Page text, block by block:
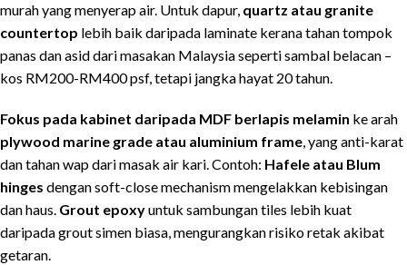
murah yang menyerap air. Untuk dapur, quartz atau granite
countertop lebih baik daripada laminate kerana tahan tompok
panas dan asid dari masakan Malaysia seperti sambal belacan –
kos RM200-RM400 psf, tetapi jangka hayat 20 tahun.
Fokus pada kabinet daripada MDF berlapis melamin ke arah
plywood marine grade atau aluminium frame, yang anti-karat
dan tahan wap dari masak air kari. Contoh: Hafele atau Blum
hinges dengan soft-close mechanism mengelakkan kebisingan
dan haus. Grout epoxyuntuk sambungan tiles lebih kuat
daripada grout simen biasa, mengurangkan risiko retak akibat
getaran.